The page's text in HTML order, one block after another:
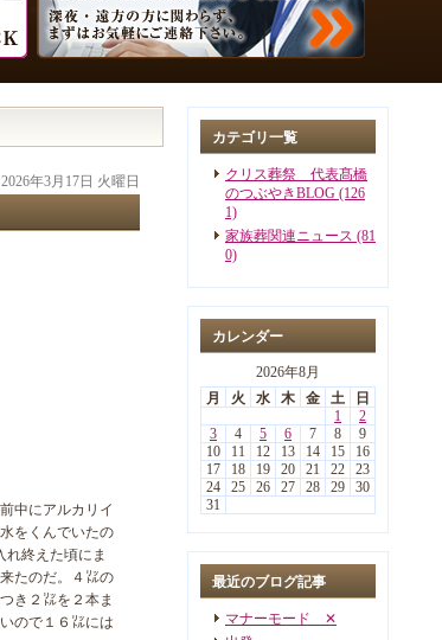
2026年3月17日 火曜日
中にアルカリイ
をくんでいたの
終えた頃にま
たのだ。４㍑の
き２㍑を２本ま
ので１６㍑には
カテゴリ一覧
クリス葬祭 代表髙橋
のつぶやきBLOG (126
1)
家族葬関連ニュース (81
0)
カレンダー
2026年8月
月
火 水 木 金 土
日
1
2
3
4 5 6 7 8
9
10
11 12 13 14 15
16
17
18 19 20 21 22
23
24
25 26 27 28 29
30
31
最近のブログ記事
マナーモード ✕